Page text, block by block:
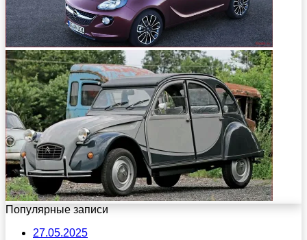
Популярные записи
27.05.2025